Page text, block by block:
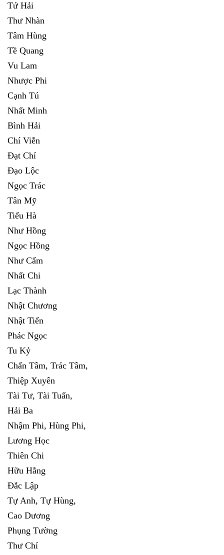
Tứ Hải
Thư Nhàn
Tâm Hùng
Tề Quang
Vu Lam
Nhược Phi
Cạnh Tú
Nhất Minh
Bình Hải
Chí Viễn
Đạt Chí
Đạo Lộc
Ngọc Trác
Tân Mỹ
Tiểu Hà
Như Hồng
Ngọc Hồng
Như Cẩm
Nhất Chi
Lạc Thành
Nhật Chương
Nhật Tiến
Phác Ngọc
Tu Kỷ
Chấn Tâm, Trác Tâm,
Thiệp Xuyên
Tài Tư, Tài Tuấn,
Hải Ba
Nhậm Phi, Hùng Phi,
Lương Học
Thiên Chi
Hữu Hằng
Đắc Lập
Tự Anh, Tự Hùng,
Cao Dương
Phụng Tường
Thư Chí